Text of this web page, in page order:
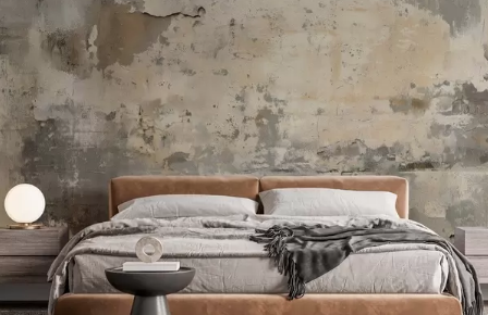
Standard
166.6599 .99 lei/m²
Premium
220.02132 .01lei /m²
Vinil Premium
250.00150.00lei/m²
Peel and Stick